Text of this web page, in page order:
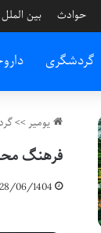
حوادث بین الملل
گردشگری
یومیر>>
فرهنگ
28/06/1404